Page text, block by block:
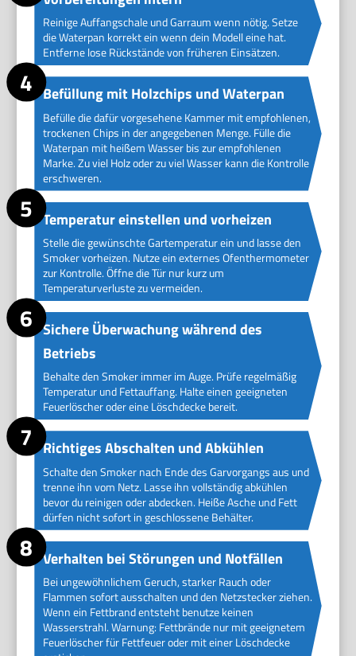
Reinige Auffangschale und Garraum wenn nötig. Setze
die Waterpan korrekt ein wenn dein Modell eine hat.
Entferne lose Rückstände von früheren Einsätzen.
Befüllung mit Holzchips und Waterpan
Befülle die dafür vorgesehene Kammer mit empfohlenen,
trockenen Chips in der angegebenen Menge. Fülle die
Waterpan mit heißem Wasser bis zur empfohlenen
Marke. Zu viel Holz oder zu viel Wasser kann die Kontrolle
erschweren.
Temperatur einstellen und vorheizen
Stelle die gewünschte Gartemperatur ein und lasse den
Smoker vorheizen. Nutze ein externes Ofenthermometer
zur Kontrolle. Öffne die Tür nur kurz um
Temperaturverluste zu vermeiden.
Sichere Überwachung während des
Betriebs
Behalte den Smoker immer im Auge. Prüfe regelmäßig
Temperatur und Fettauffang. Halte einen geeigneten
Feuerlöscher oder eine Löschdecke bereit.
Richtiges Abschalten und Abkühlen
Schalte den Smoker nach Ende des Garvorgangs aus und
trenne ihn vom Netz. Lasse ihn vollständig abkühlen
bevor du reinigen oder abdecken. Heiße Asche und Fett
dürfen nicht sofort in geschlossene Behälter.
Verhalten bei Störungen und Notfällen
Bei ungewöhnlichem Geruch, starker Rauch oder
Flammen sofort ausschalten und den Netzstecker ziehen.
Wenn ein Fettbrand entsteht benutze keinen
Wasserstrahl. Warnung: Fettbrände nur mit geeignetem
Feuerlöscher für Fettfeuer oder mit einer Löschdecke